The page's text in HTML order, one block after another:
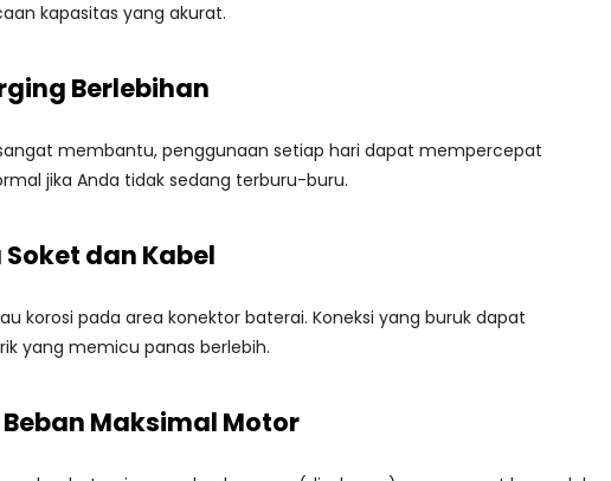
kapasitas yang akurat.
Berlebihan
membantu, penggunaan setiap hari dapat mempercepat
jika Anda tidak sedang terburu-buru.
dan Kabel
korosi pada area konektor baterai. Koneksi yang buruk dapat
yang memicu panas berlebih.
Maksimal Motor